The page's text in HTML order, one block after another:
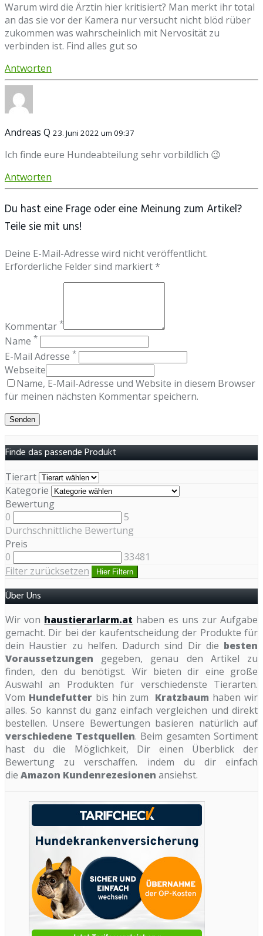
Warum wird die Ärztin hier kritisiert? Man merkt ihr total
an das sie vor der Kamera nur versucht nicht blöd rüber
zukommen was wahrscheinlich mit Nervosität zu
verbinden ist. Find alles gut so
Antworten
Andreas Q 23. Juni 2022 um 09:37
Ich finde eure Hundeabteilung sehr vorbildlich 😉
Antworten
Du hast eine Frage oder eine Meinung zum Artikel?
Teile sie mit uns!
Deine E-Mail-Adresse wird nicht veröffentlicht.
Erforderliche Felder sind markiert *
Kommentar *
Name *
E-Mail Adresse *
Webseite
Name, E-Mail-Adresse und Website in diesem Browser
für meinen nächsten Kommentar speichern.
Finde das passende Produkt
Tierart
Kategorie
Bewertung
0
5
Durchschnittliche Bewertung
Preis
0
33481
Filter zurücksetzen
Hier Filtern
Über Uns
Wir von haustierarlarm.at haben es uns zur Aufgabe
gemacht. Dir bei der kaufentscheidung der Produkte für
dein Haustier zu helfen. Dadurch sind Dir die besten
Voraussetzungen gegeben, genau den Artikel zu
finden, den du benötigst. Wir bieten dir eine große
Auswahl an Produkten für verschiedenste Tierarten.
Vom Hundefutter bis hin zum Kratzbaum haben wir
alles. So kannst du ganz einfach vergleichen und direkt
bestellen. Unsere Bewertungen basieren natürlich auf
verschiedene Testquellen. Beim gesamten Sortiment
hast du die Möglichkeit, Dir einen Überblick der
Bewertung zu verschaffen. indem du dir einfach
die Amazon Kundenrezesionen ansiehst.